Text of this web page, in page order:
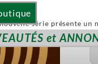
série présente un
lame interchangeable.
et